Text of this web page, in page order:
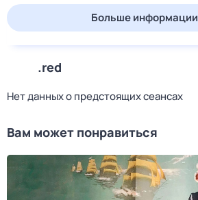
Больше информации
.red
Нет данных о предстоящих сеансах
Вам может понравиться